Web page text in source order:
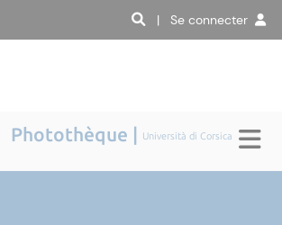
| Se connecter
Photothèque | Università di Corsica